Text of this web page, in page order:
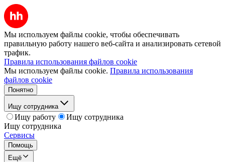
Мы используем файлы cookie, чтобы обеспечивать
правильную работу нашего веб-сайта и анализировать сетевой
трафик.
Правила использования файлов cookie
Мы используем файлы cookie. Правила использования
файлов cookie
Понятно
Ищу сотрудника
Ищу работу
Ищу сотрудника
Ищу сотрудника
Сервисы
Помощь
Ещё